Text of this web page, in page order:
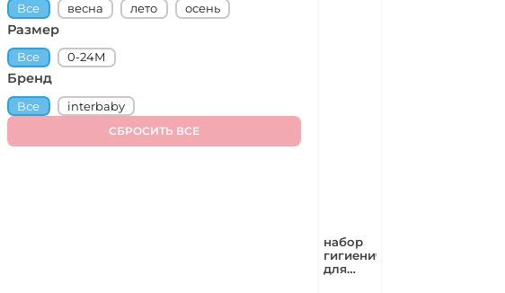
Сезон
Все весна лето осень
Размер
Размер
Все 0-24М
Бренд
Бренд
Все interbaby
СБРОСИТЬ ВСЕ
набор
гигиенический
для